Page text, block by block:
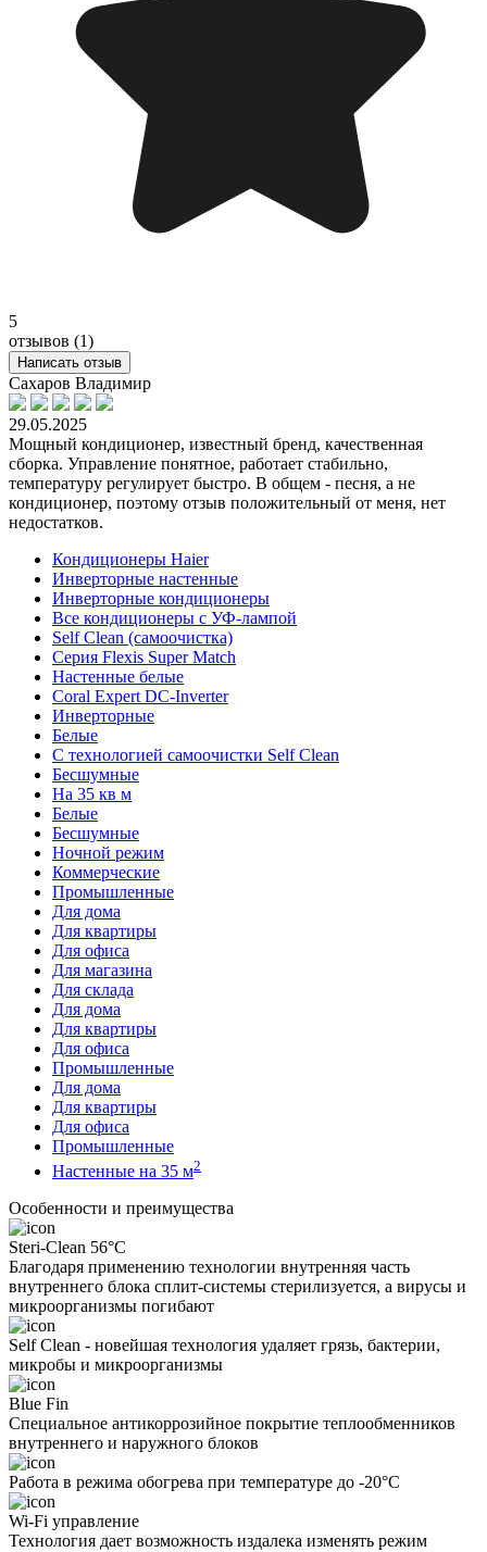
5
отзывов (1)
Написать отзыв
Сахаров Владимир
29.05.2025
Мощный кондиционер, известный бренд, качественная
сборка. Управление понятное, работает стабильно,
температуру регулирует быстро. В общем - песня, а не
кондиционер, поэтому отзыв положительный от меня, нет
недостатков.
Кондиционеры Haier
Инверторные настенные
Инверторные кондиционеры
Все кондиционеры с УФ-лампой
Self Clean (самоочистка)
Серия Flexis Super Match
Настенные белые
Coral Expert DC-Inverter
Инверторные
Белые
С технологией самоочистки Self Clean
Бесшумные
На 35 кв м
Белые
Бесшумные
Ночной режим
Коммерческие
Промышленные
Для дома
Для квартиры
Для офиса
Для магазина
Для склада
Для дома
Для квартиры
Для офиса
Промышленные
Для дома
Для квартиры
Для офиса
Промышленные
Настенные на 35 м2
Особенности и преимущества
Steri-Clean 56°C
Благодаря применению технологии внутренняя часть
внутреннего блока сплит-системы стерилизуется, а вирусы и
микроорганизмы погибают
Self Clean - новейшая технология удаляет грязь, бактерии,
микробы и микроорганизмы
Blue Fin
Специальное антикоррозийное покрытие теплообменников
внутреннего и наружного блоков
Работа в режима обогрева при температуре до -20°С
Wi-Fi управление
Технология дает возможность издалека изменять режим